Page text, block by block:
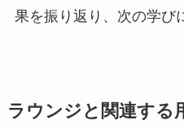
果を振り返り、次の学び
ラウンジと関連する